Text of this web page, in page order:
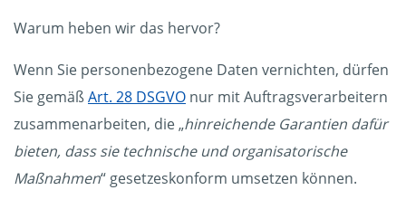
Warum heben wir das hervor?
Wenn Sie personenbezogene Daten vernichten, dürfen
Sie gemäßArt. 28 DSGVO nur mit Auftragsverarbeitern
zusammenarbeiten, die „hinreichende Garantien dafür
bieten, dass sie technische und organisatorische
Maßnahmen“ gesetzeskonform umsetzen können.